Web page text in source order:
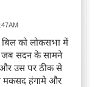
बिल को लोकसभा में
जब सदन के सामने
उस पर ठीक से
मकसद हंगामे और